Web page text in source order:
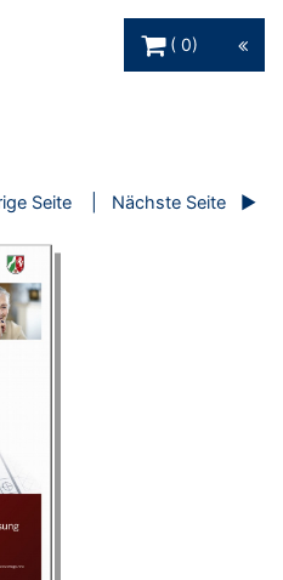
0
Seite Nächste Seite